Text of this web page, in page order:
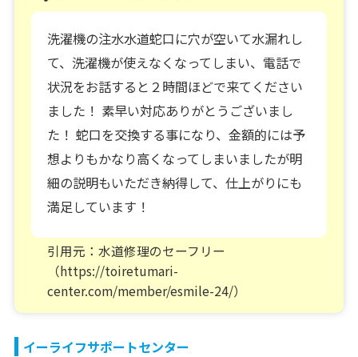
洗濯機の注水水道蛇口に穴が空いて水漏れし
て、洗濯機が使えなくなってしまい、電話で
状況をお話すると２時間ほどで来てください
ました！ 素早い対応ありがとうございまし
た！ 蛇口を交換する事になり、金額的には予
想よりもかなり高くなってしまいましたが明
細の説明もいただき納得して、仕上がりにも
満足しています！
引用元：水道修理のセーフリー
（https://toiretumari-
center.com/member/esmile-24/）
イーライフサポートセンター